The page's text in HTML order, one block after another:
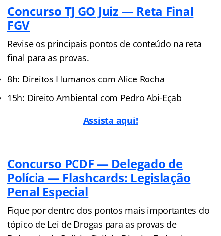
Concurso TJ GO Juiz — Reta Final
FGV
Revise os principais pontos de conteúdo na reta
final para as provas.
8h: Direitos Humanos com Alice Rocha
15h: Direito Ambiental com Pedro Abi-Eçab
Assista aqui!
Concurso PCDF — Delegado de
Polícia — Flashcards: Legislação
Penal Especial
Fique por dentro dos pontos mais importantes do
tópico de Lei de Drogas para as provas de